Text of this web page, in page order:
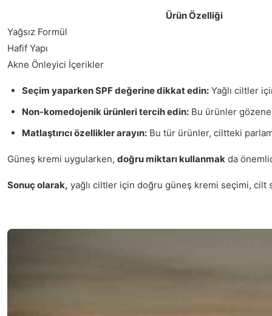
Ürün Özelliği
Yağsız Formül
Hafif Yapı
Akne Önleyici İçerikler
Seçim yaparken SPF değerine dikkat edin: Yağlı ciltler
Non-komedojenik ürünleri tercih edin: Bu ürünler
Matlaştırıcı özellikler arayın: Bu tür ürünler, ciltteki
Güneş kremi uygularken, doğru miktarı kullanmak da
Sonuç olarak, yağlı ciltler için doğru güneş kremi seçimi, cilt